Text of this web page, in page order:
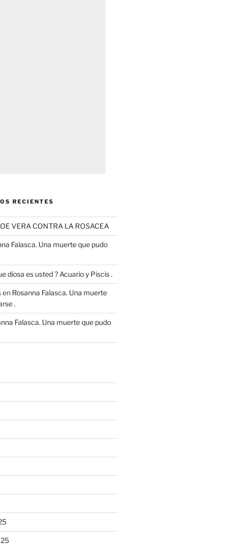
RECIENTES
VERA CONTRA LA ROSACEA
Falasca. Una muerte que pudo
diosa es usted ? Acuario y Piscis .
en Rosanna Falasca. Una muerte
.
Falasca. Una muerte que pudo